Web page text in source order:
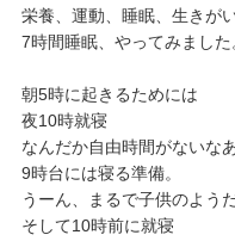
栄養、運動、睡眠、生きが
7時間睡眠、やってみました
朝5時に起きるためには
夜10時就寝
なんだか自由時間がないな
9時台には寝る準備。
うーん、まるで子供のよう
そして10時前に就寝